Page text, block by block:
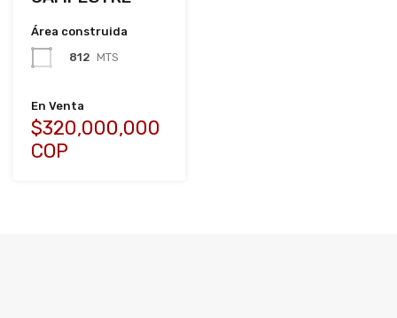
Área construida
812 MTS
En Venta
$320,000,000
COP